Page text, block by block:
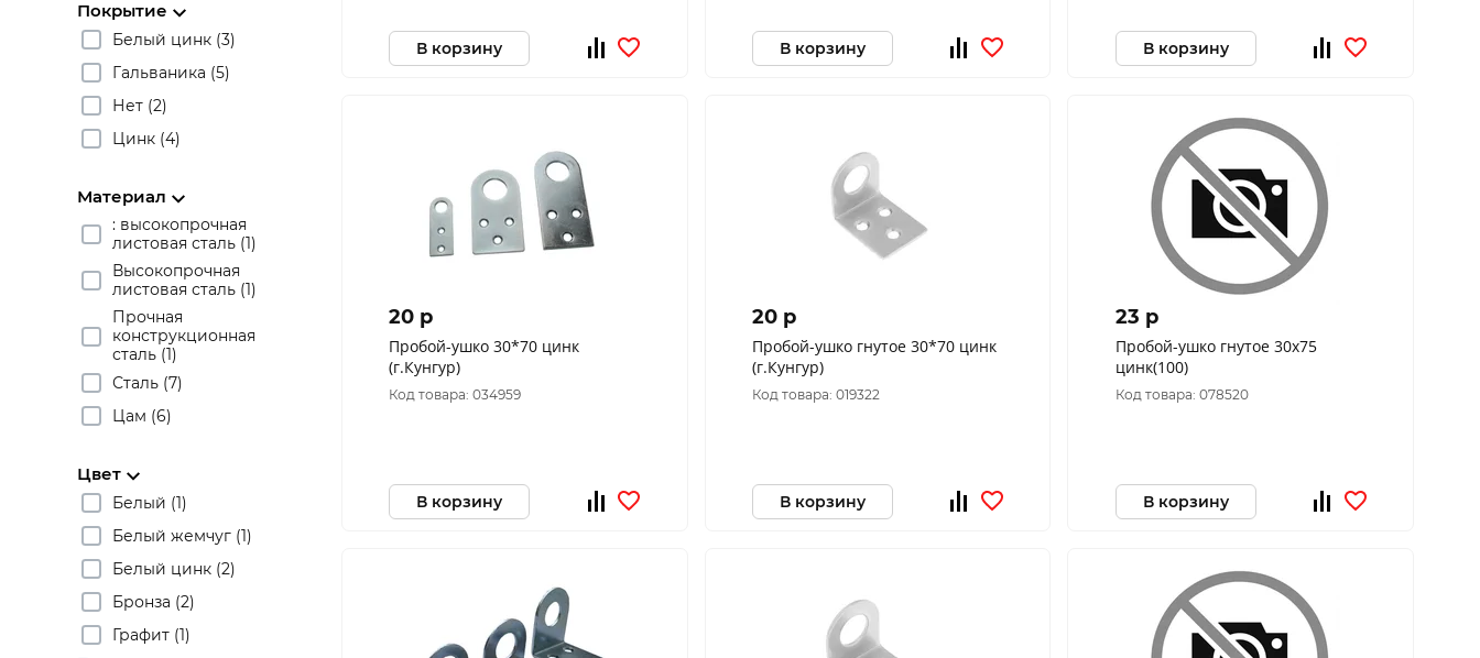
Покрытие
Белый цинк (3)
Гальваника (5)
Нет (2)
Цинк (4)
Материал
: высокопрочная
листовая сталь (1)
Высокопрочная
листовая сталь (1)
Прочная
конструкционная
сталь (1)
Сталь (7)
Цам (6)
Цвет
Белый (1)
Белый жемчуг (1)
Белый цинк (2)
Бронза (2)
Графит (1)
В корзину В корзину В корзину
20 p
Пробой-ушко 30*70 цинк
(г.Кунгур)
Код товара: 034959
В корзину
20 p
Пробой-ушко гнутое 30*70 цинк
(г.Кунгур)
Код товара: 019322
В корзину
23 p
Пробой-ушко гнутое 30х75
цинк(100)
Код товара: 078520
В корзину